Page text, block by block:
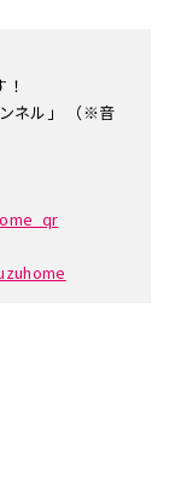
ネル」 （※音